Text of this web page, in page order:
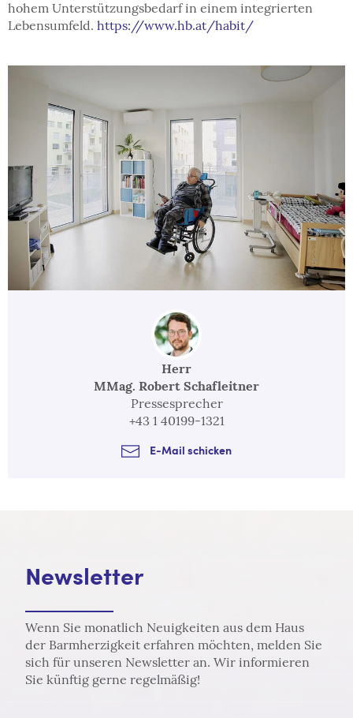
hohem Unterstützungsbedarf in einem integrierten
Lebensumfeld. https://www.hb.at/habit/
Herr
MMag. Robert Schafleitner
Pressesprecher
+43 1 40199-1321
E-Mail schicken
Newsletter
Wenn Sie monatlich Neuigkeiten aus dem Haus
der Barmherzigkeit erfahren möchten, melden Sie
sich für unseren Newsletter an. Wir informieren
Sie künftig gerne regelmäßig!